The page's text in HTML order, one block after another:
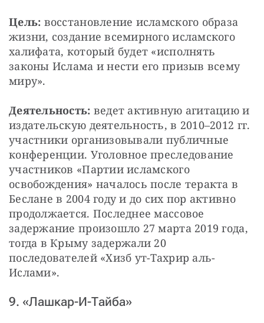
Цель: восстановление исламского образа
жизни, создание всемирного исламского
халифата, который будет «исполнять
законы Ислама и нести его призыв всему
миру».
Деятельность: ведет активную агитацию и
издательскую деятельность, в 2010–2012 гг.
участники организовывали публичные
конференции. Уголовное преследование
участников «Партии исламского
освобождения» началось после теракта в
Беслане в 2004 году и до сих пор активно
продолжается. Последнее массовое
задержание произошло 27 марта 2019 года,
тогда в Крыму задержали 20
последователей «Хизб ут-Тахрир аль-
Ислами».
9. «Лашкар-И-Тайба»